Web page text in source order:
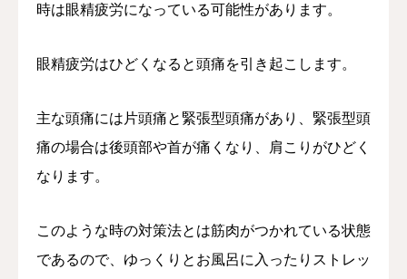
時は眼精疲労になっている可能性があります。
眼精疲労はひどくなると頭痛を引き起こします。
主な頭痛には片頭痛と緊張型頭痛があり、緊張型頭
痛の場合は後頭部や首が痛くなり、肩こりがひどく
なります。
このような時の対策法とは筋肉がつかれている状態
であるので、ゆっくりとお風呂に入ったりストレッ